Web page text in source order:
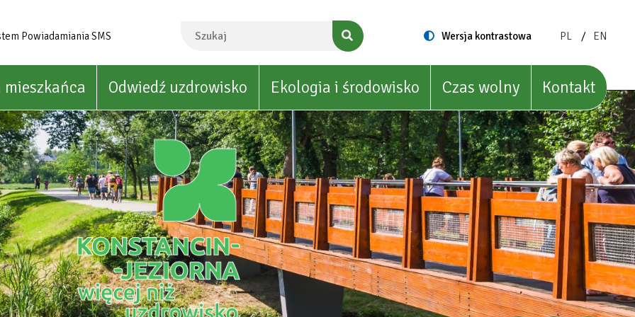
Powiadamiania SMS
Switch
Wersja kontrastowa
ZMIEŃ
POLISH
PL
ZMIEŃ
ENGLISH
EN
mieszkańca Odwiedź uzdrowisko Ekologia i środowisko Czas wolny Kontakt